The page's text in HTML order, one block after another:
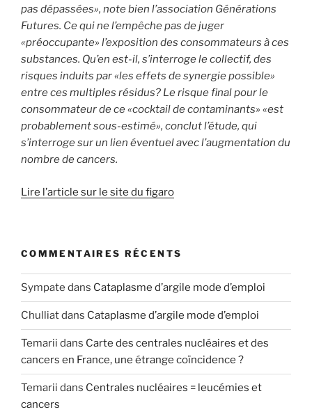
pas dépassées», note bien l’association Générations
Futures. Ce qui ne l’empêche pas de juger
«préoccupante» l’exposition des consommateurs à ces
substances. Qu’en est-il, s’interroge le collectif, des
risques induits par «les effets de synergie possible»
entre ces multiples résidus? Le risque final pour le
consommateur de ce «cocktail de contaminants» «est
probablement sous-estimé», conclut l’étude, qui
s’interroge sur un lien éventuel avec l’augmentation du
nombre de cancers.
Lire l’article sur le site du figaro
COMMENTAIRES RÉCENTS
Sympate dans Cataplasme d’argile mode d’emploi
Chulliatdans Cataplasme d’argile mode d’emploi
Temarii dans Carte des centrales nucléaires et des
cancers en France, une étrange coïncidence ?
Temarii dans Centrales nucléaires = leucémies et
cancers